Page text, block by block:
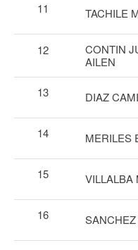
11 TACHILE
12
CONTIN
AILEN
13 DIAZ
14 MERILES
15 VILLALBA
16